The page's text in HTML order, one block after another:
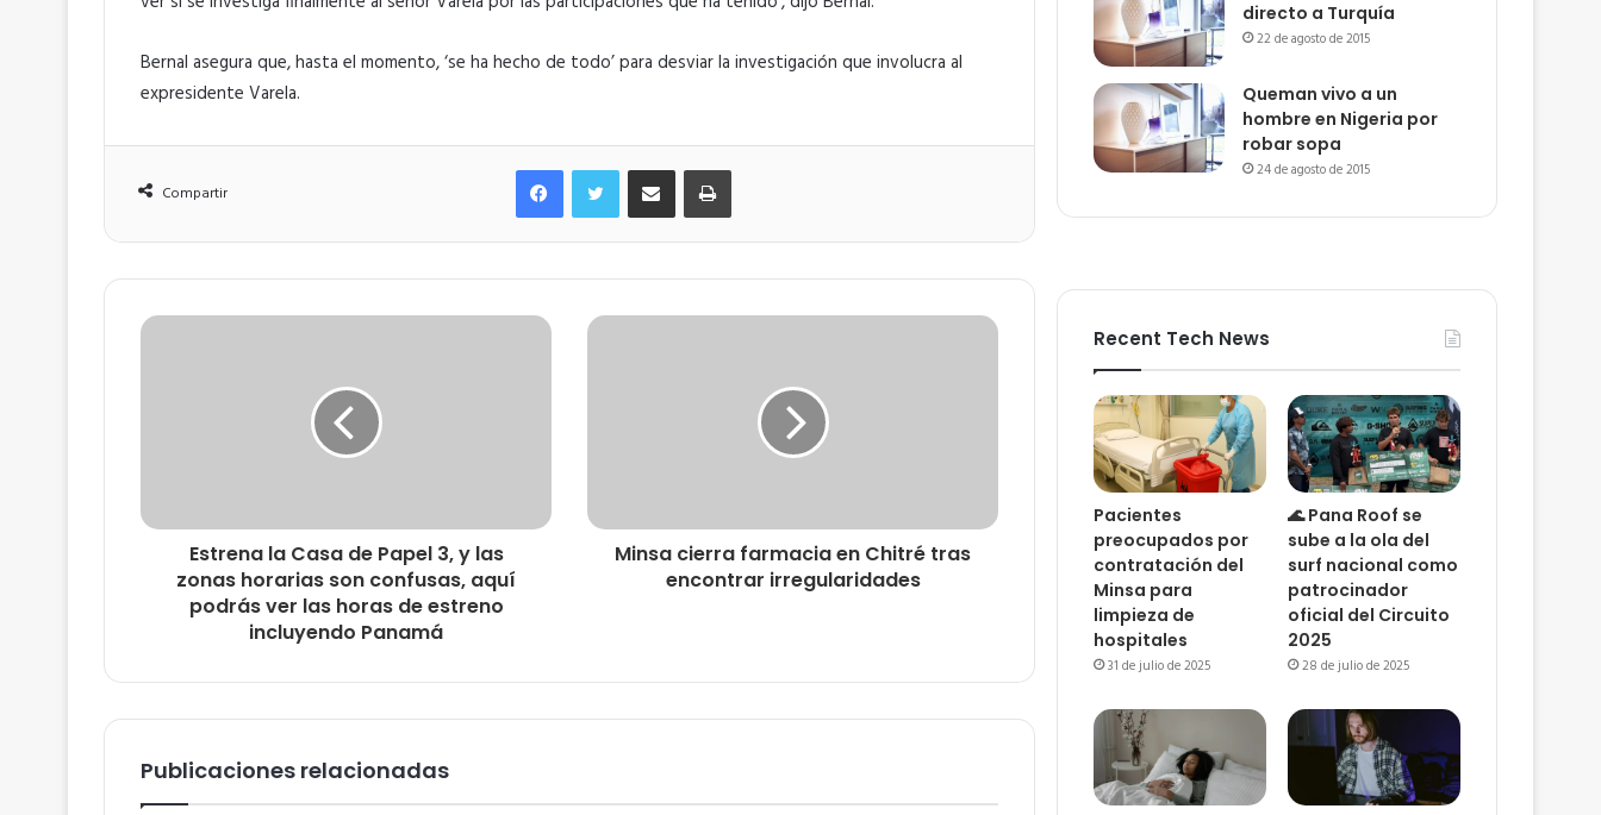
Bernal asegura que, hasta el momento, ‘se ha hecho de todo’ para desviar la investigación que involucra al
expresidente Varela.
Compartir
FacebookTwitter Compartir por correo electrónicoImprimir
Estrena la Casa de Papel 3, y las
zonas horarias son confusas, aquí
podrás ver las horas de estreno
incluyendo Panamá
Minsa cierra farmacia en Chitré tras
encontrar irregularidades
Publicaciones relacionadas
directo a Turquía
22 de agosto de 2015
Queman vivo a un
hombre en Nigeria por
robar sopa
24 de agosto de 2015
Recent Tech News
Pacientes
preocupados por
contratación del
Minsa para
limpieza de
hospitales
31 de julio de 2025
🌊 Pana Roof se
sube a la ola del
surf nacional como
patrocinador
oficial del Circuito
2025
28 de julio de 2025